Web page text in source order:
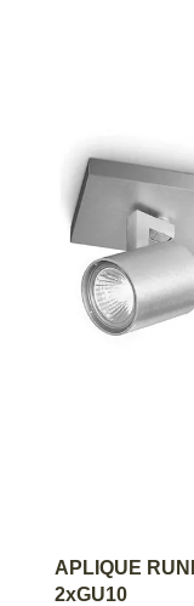
APLIQUE
2xGU10